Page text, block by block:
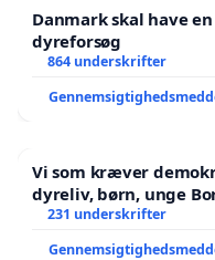
Danmark skal have
dyreforsøg
864 underskrifter
Vi som kræver demokrati
dyreliv, børn, unge
Der er
231 underskrifter